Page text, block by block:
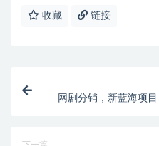
收藏 链接
网剧分销，新蓝海项
下一篇